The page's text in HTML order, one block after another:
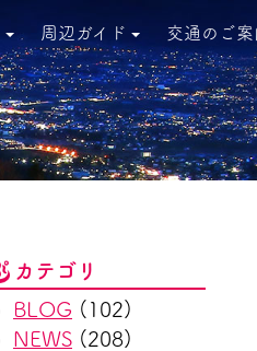
周辺ガイド 交通のご案
カテゴリ
BLOG (102)
NEWS (208)